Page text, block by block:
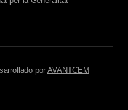
por AVANTCEM